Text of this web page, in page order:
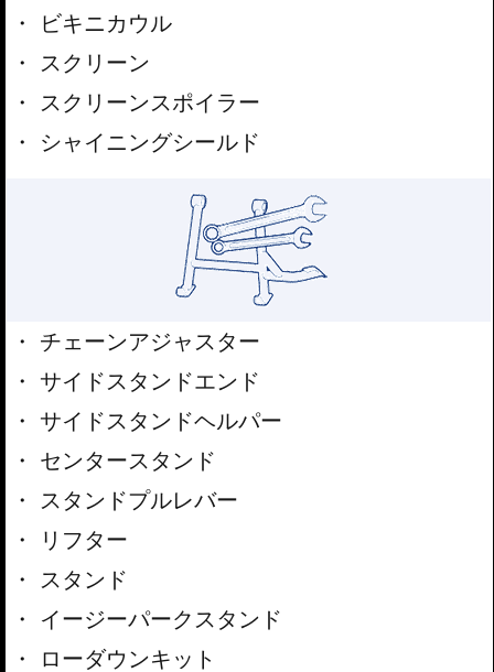
ビキニカウル
スクリーン
スクリーンスポイラー
シャイニングシールド
チェーンアジャスター
サイドスタンドエンド
サイドスタンドヘルパー
センタースタンド
スタンドプルレバー
リフター
スタンド
イージーパークスタンド
ローダウンキット